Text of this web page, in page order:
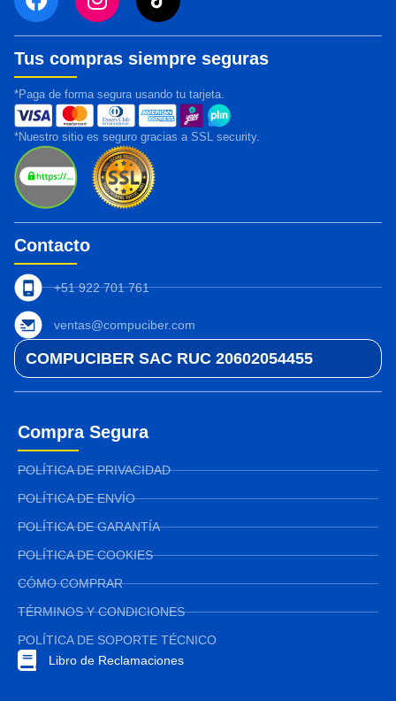
Tus compras siempre seguras
*Paga de forma segura usando tu tarjeta.
*Nuestro sitio es seguro gracias a SSL security.
Contacto
+51 922 701 761
ventas@compuciber.com
COMPUCIBER SAC RUC 20602054455
Compra Segura
POLÍTICA DE PRIVACIDAD
POLÍTICA DE ENVÍO
POLÍTICA DE GARANTÍA
POLÍTICA DE COOKIES
CÓMO COMPRAR
TÉRMINOS Y CONDICIONES
POLÍTICA DE SOPORTE TÉCNICO
Libro de Reclamaciones